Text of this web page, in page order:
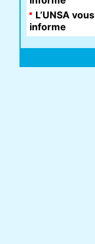
L’UNSA vous
informe